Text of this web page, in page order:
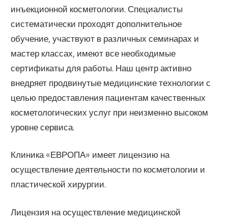
инъекционной косметологии. Специалисты
систематически проходят дополнительное
обучение, участвуют в различных семинарах и
мастер классах, имеют все необходимые
сертификаты для работы. Наш центр активно
внедряет продвинутые медицинские технологии с
целью предоставления пациентам качественных
косметологических услуг при неизменно высоком
уровне сервиса.
Клиника «ЕВРОПА» имеет лицензию на
осуществление деятельности по косметологии и
пластической хирургии.
Лицензия на осуществление медицинской